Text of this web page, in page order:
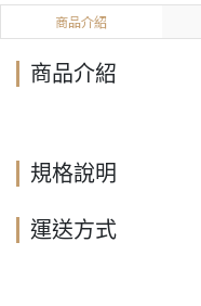
商品介紹
商品介紹
規格說明
運送方式